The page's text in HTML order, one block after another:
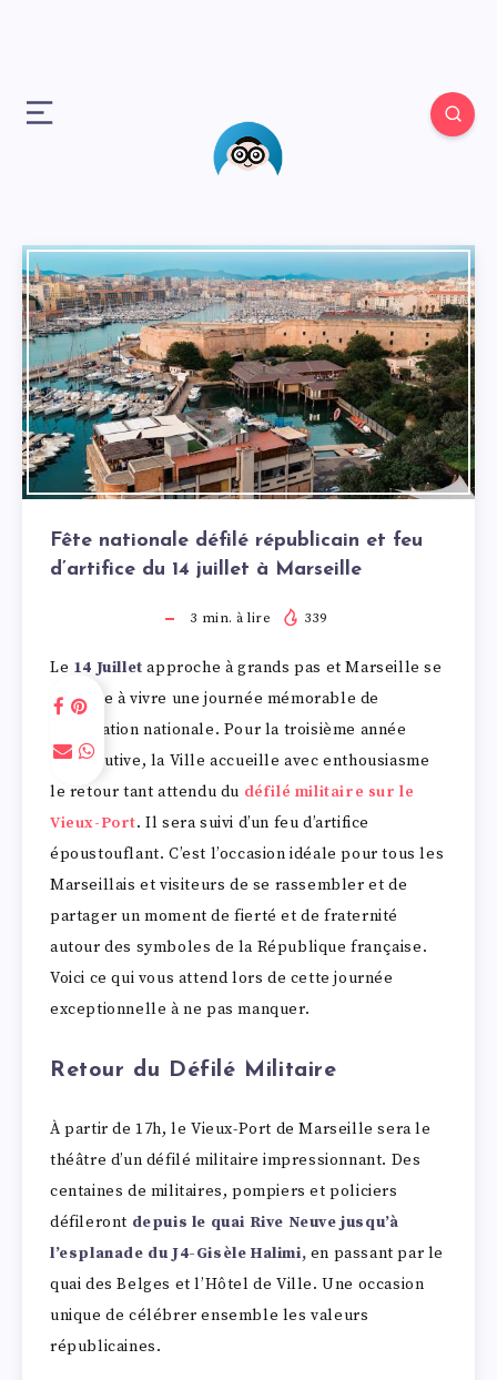
Fête nationale défilé républicain et feu
d’artifice du 14 juillet à Marseille
3 min. à lire 339
Le 14 Juillet approche à grands pas et Marseille se
prépare à vivre une journée mémorable de
célébration nationale. Pour la troisième année
consécutive, la Ville accueille avec enthousiasme
le retour tant attendu du défilé militaire sur le
Vieux-Port. Il sera suivi d’un feu d’artifice
époustouflant. C’est l’occasion idéale pour tous les
Marseillais et visiteurs de se rassembler et de
partager un moment de fierté et de fraternité
autour des symboles de la République française.
Voici ce qui vous attend lors de cette journée
exceptionnelle à ne pas manquer.
Retour du Défilé Militaire
À partir de 17h, le Vieux-Port de Marseille sera le
théâtre d’un défilé militaire impressionnant. Des
centaines de militaires, pompiers et policiers
défileront depuis le quai Rive Neuve jusqu’à
l’esplanade du J4-Gisèle Halimi, en passant par le
quai des Belges et l’Hôtel de Ville. Une occasion
unique de célébrer ensemble les valeurs
républicaines.